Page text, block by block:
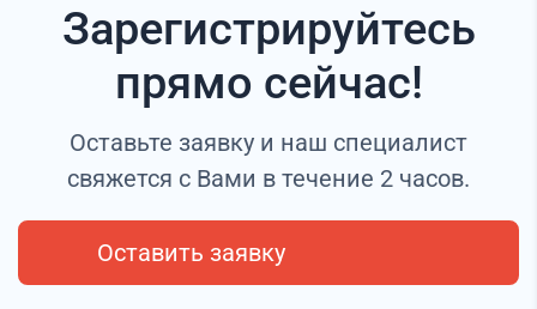
Зарегистрируйтесь
прямо сейчас!
Оставьте заявку и наш специалист
свяжется с Вами в течение 2 часов.
Оставить заявку